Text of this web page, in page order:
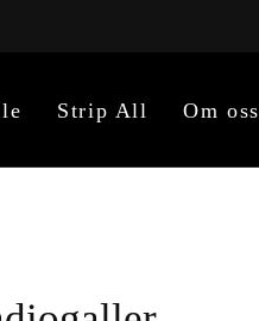
Strip All Om oss